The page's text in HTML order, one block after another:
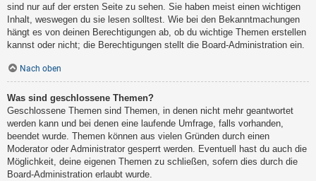
sind nur auf der ersten Seite zu sehen. Sie haben meist einen wichtigen
Inhalt, weswegen du sie lesen solltest. Wie bei den Bekanntmachungen
hängt es von deinen Berechtigungen ab, ob du wichtige Themen erstellen
kannst oder nicht; die Berechtigungen stellt die Board-Administration ein.
Nach oben
Was sind geschlossene Themen?
Geschlossene Themen sind Themen, in denen nicht mehr geantwortet
werden kann und bei denen eine laufende Umfrage, falls vorhanden,
beendet wurde. Themen können aus vielen Gründen durch einen
Moderator oder Administrator gesperrt werden. Eventuell hast du auch die
Möglichkeit, deine eigenen Themen zu schließen, sofern dies durch die
Board-Administration erlaubt wurde.